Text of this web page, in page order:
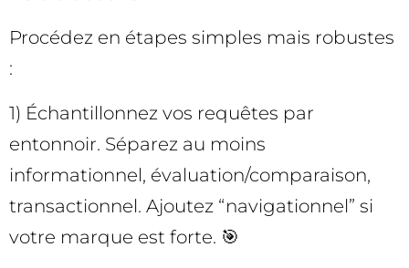
Procédez en étapes simples mais robustes
:
1) Échantillonnez vos requêtes par
entonnoir. Séparez au moins
informationnel, évaluation/comparaison,
transactionnel. Ajoutez “navigationnel” si
votre marque est forte. 🎯